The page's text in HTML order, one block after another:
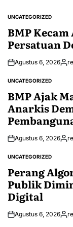
POSTED
UNCATEGORIZED
BMP
Persatuan
Agustus 6, 2026
POSTED
UNCATEGORIZED
BMP Ajak
Anarkis
Agustus 6, 2026
POSTED
UNCATEGORIZED
Perang
Publik
Digital
Agustus 6, 2026